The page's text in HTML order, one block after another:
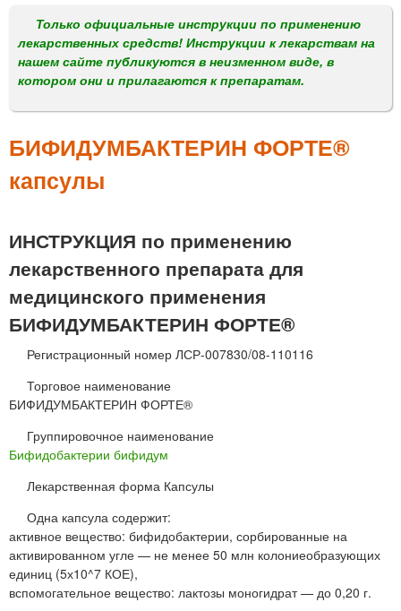
м
е
н
Только официальные инструкции по применению
лекарственных средств! Инструкции к лекарствам на
нашем сайте публикуются в неизменном виде, в
котором они и прилагаются к препаратам.
БИФИДУМБАКТЕРИН ФОРТЕ®
капсулы
ИНСТРУКЦИЯ по применению
лекарственного препарата для
медицинского применения
БИФИДУМБАКТЕРИН ФОРТЕ®
Регистрационный номер ЛСР-007830/08-110116
Торговое наименование
БИФИДУМБАКТЕРИН ФОРТЕ®
Группировочное наименование
Бифидобактерии бифидум
Лекарственная форма Капсулы
Одна капсула содержит:
активное вещество: бифидобактерии, сорбированные на
активированном угле — не менее 50 млн колониеобразующих
единиц (5х10^7 КОЕ),
вспомогательное вещество: лактозы моногидрат — до 0,20 г.